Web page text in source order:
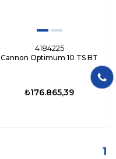
4184225
Cannon Optimum 10 TS BT
₺176.865,39
1